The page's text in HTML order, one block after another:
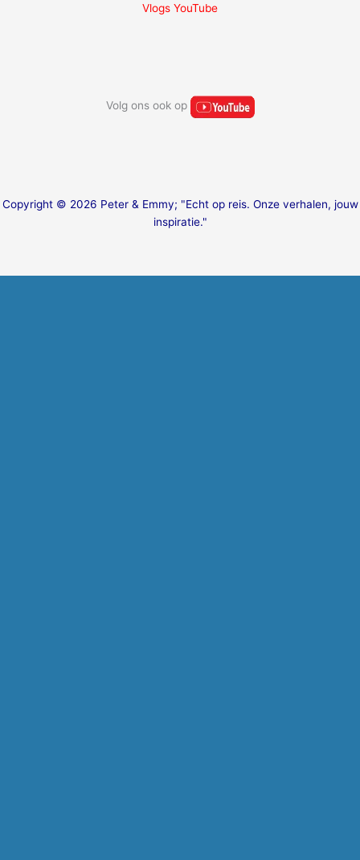
Vlogs YouTube
Volg ons ook op
Copyright © 2026 Peter & Emmy; "Echt op reis. Onze verhalen, jouw
inspiratie."